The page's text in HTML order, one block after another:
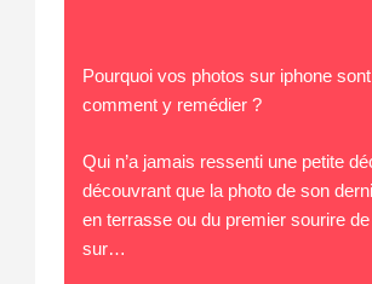
Pourquoi vos photos sur iphone
comment y remédier ?
Qui n’a jamais ressenti une petite
découvrant que la photo de son
en terrasse ou du premier sourire
sur…